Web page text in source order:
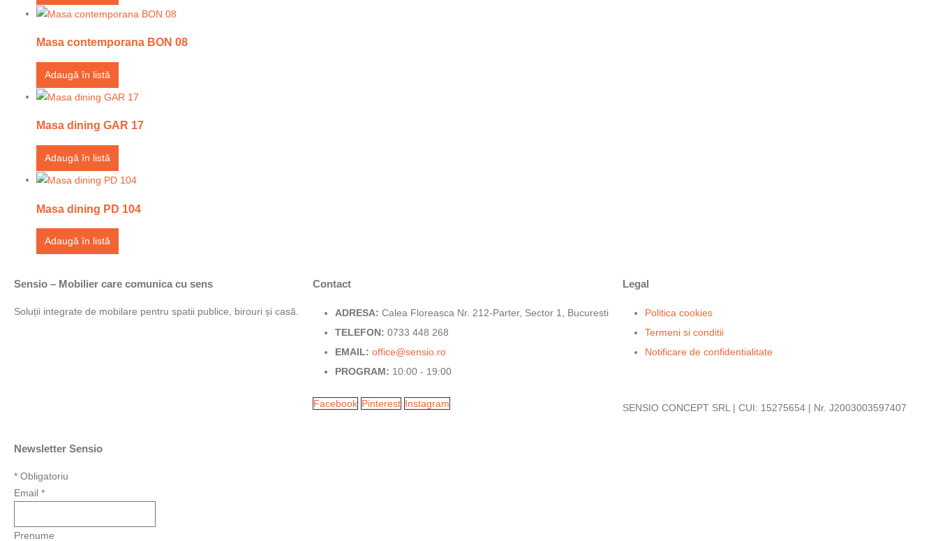
Masa contemporana BON 08
Adaugă în listă
Masa dining GAR 17
Adaugă în listă
Masa dining PD 104
Adaugă în listă
Sensio – Mobilier care comunica cu sens
Soluții integrate de mobilare pentru spatii publice, birouri și casă.
Contact
ADRESA: Calea Floreasca Nr. 212-Parter, Sector 1, Bucuresti
TELEFON: 0733 448 268
EMAIL: office@sensio.ro
PROGRAM: 10:00 - 19:00
Facebook Pinterest Instagram
Legal
Politica cookies
Termeni si conditii
Notificare de confidentialitate
SENSIO CONCEPT SRL | CUI: 15275654 | Nr. J2003003597407
Newsletter Sensio
* Obligatoriu
Email *
Prenume